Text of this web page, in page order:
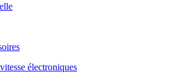
électroniques